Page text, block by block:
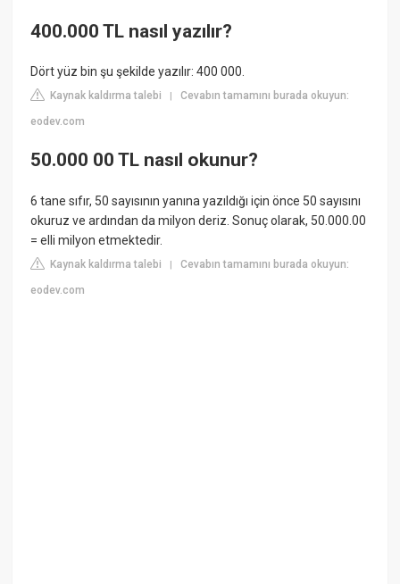
400.000 TL nasıl yazılır?
Dört yüz bin şu şekilde yazılır: 400 000.
Kaynak kaldırma talebi |Cevabın tamamını burada okuyun:
eodev.com
50.000 00 TL nasıl okunur?
6 tane sıfır, 50 sayısının yanına yazıldığı için önce 50 sayısını
okuruz ve ardından da milyon deriz. Sonuç olarak, 50.000.00
= elli milyon etmektedir.
Kaynak kaldırma talebi |Cevabın tamamını burada okuyun:
eodev.com